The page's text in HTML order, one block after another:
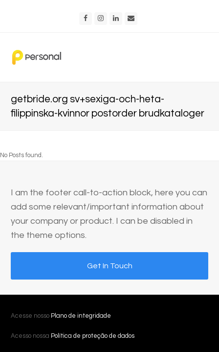
FacebookInstagram
LinkedIn
getbride.org sv+sexiga-och-heta-
filippinska-kvinnor postorder brudkataloger
No Posts found.
I am the footer call-to-action block, here you can
add some relevant/important information about
your company or product. I can be disabled in
the theme options.
Get In Touch
Acesse nosso Plano de integridade
Acesso nossa Política de proteção de dados